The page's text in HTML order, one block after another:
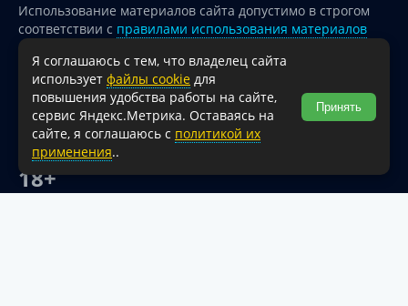
Использование материалов сайта допустимо в строгом
соответствии с правилами использования материалов
опубликованных на сайте
При перепечатке и использовании информации ссылка
на источник обязательна.
Для сайтов и страниц сети Интернет обязательна
активная гиперссылка на официальный интернет-портал
администрации Туапсинского муниципального округа.
18+
Я соглашаюсь с тем, что владелец сайта
использует файлы cookie для
повышения удобства работы на сайте,
сервис Яндекс.Метрика. Оставаясь на
сайте, я соглашаюсь с политикой их
применения..
Принять